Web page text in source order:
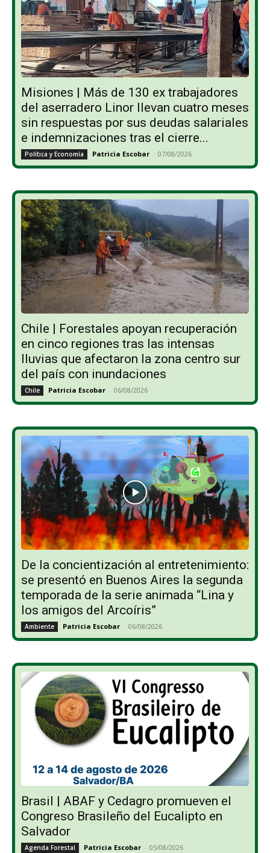
Misiones | Más de 130 ex trabajadores
del aserradero Linor llevan cuatro meses
sin respuestas por sus deudas salariales
e indemnizaciones tras el cierre...
Política y Economía Patricia Escobar - 07/08/2026
Chile | Forestales apoyan recuperación
en cinco regiones tras las intensas
lluvias que afectaron la zona centro sur
del país con inundaciones
Chile Patricia Escobar - 06/08/2026
De la concientización al entretenimiento:
se presentó en Buenos Aires la segunda
temporada de la serie animada “Lina y
los amigos del Arcoíris”
Ambiente Patricia Escobar - 06/08/2026
Brasil | ABAF y Cedagro promueven el
Congreso Brasileño del Eucalipto en
Salvador
Agenda Forestal Patricia Escobar - 05/08/2026